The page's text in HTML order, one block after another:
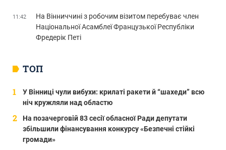
ТОП
У Вінниці чули вибухи: крилаті ракети й “шахеди” всю
ніч кружляли над областю
На позачерговій 83 сесії обласної Ради депутати
збільшили фінансування конкурсу «Безпечні стійкі
громади»
11:42
На Вінниччині з робочим візитом перебуває член
Національної Асамблеї Французької Республіки
Фредерік Петі